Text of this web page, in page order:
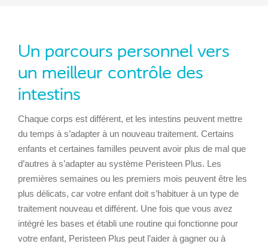
Un parcours personnel vers
un meilleur contrôle des
intestins
Chaque corps est différent, et les intestins peuvent mettre
du temps à s’adapter à un nouveau traitement. Certains
enfants et certaines familles peuvent avoir plus de mal que
d’autres à s’adapter au système Peristeen Plus. Les
premières semaines ou les premiers mois peuvent être les
plus délicats, car votre enfant doit s’habituer à un type de
traitement nouveau et différent. Une fois que vous avez
intégré les bases et établi une routine qui fonctionne pour
votre enfant, Peristeen Plus peut l’aider à gagner ou à